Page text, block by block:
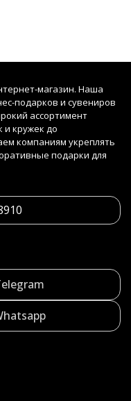
магазин. Наша
подарков и сувениров
ассортимент
и кружек до
компаниям укреплять
подарки для